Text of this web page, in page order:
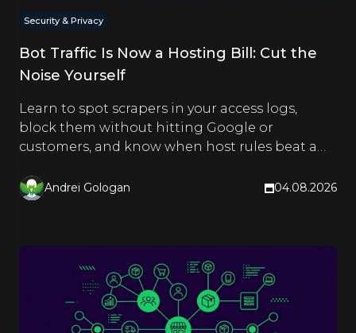
Security & Privacy
Bot Traffic Is Now a Hosting Bill: Cut the
Noise Yourself
Learn to spot scrapers in your access logs,
block them without hitting Google or
customers, and know when host rules beat a
Andrei Gologan 04.08.2026